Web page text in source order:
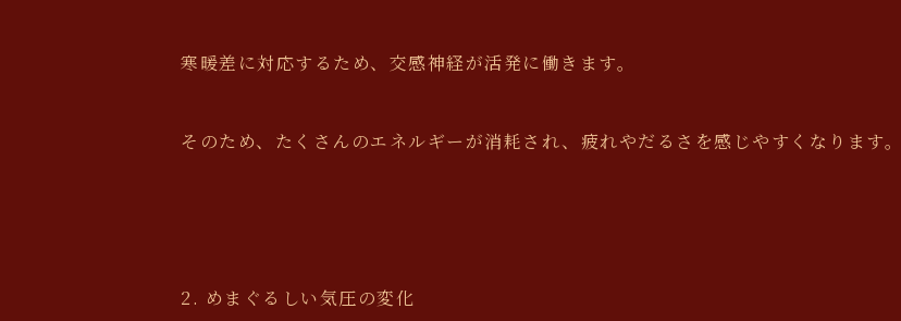
寒暖差に対応するため、交感神経が活発に働きます。
そのため、たくさんのエネルギーが消耗され、疲れやだるさを感じやすくなります。
2. めまぐるしい気圧の変化